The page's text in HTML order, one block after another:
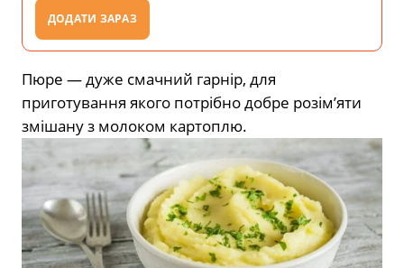
ДОДАТИ ЗАРАЗ
Пюре — дуже смачний гарнір, для
приготування якого потрібно добре розім’яти
змішану з молоком картоплю.